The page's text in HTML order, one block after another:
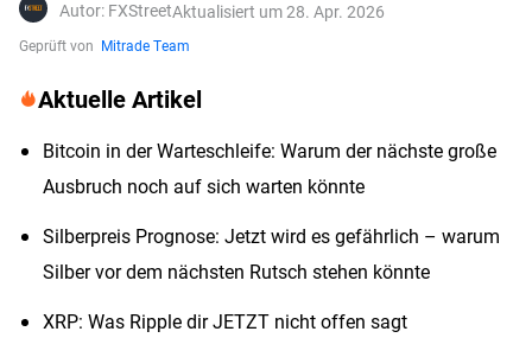
Autor: FXStreetAktualisiert um 28. Apr. 2026
Geprüft von Mitrade Team
Aktuelle Artikel
Bitcoin in der Warteschleife: Warum der nächste große
Ausbruch noch auf sich warten könnte
Silberpreis Prognose: Jetzt wird es gefährlich – warum
Silber vor dem nächsten Rutsch stehen könnte
XRP: Was Ripple dir JETZT nicht offen sagt